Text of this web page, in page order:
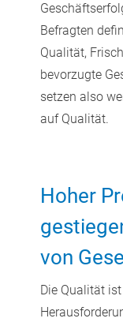
Befragten
Qualität,
bevorzugte
setzen also
auf Qualität.
Hoher
von
Die Qualität